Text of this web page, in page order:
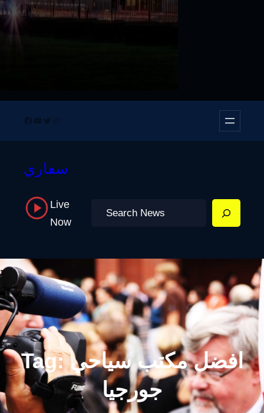
Facebook
YouTube
TwitterInstagram
سفاري
Live
Now
Search
Tag:افضل مكتب سياحي
جورجيا